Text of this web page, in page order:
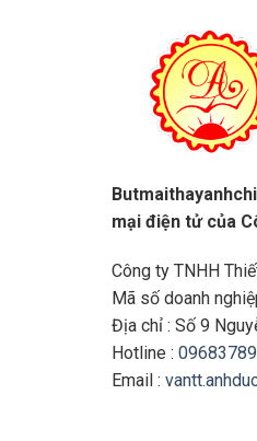
mại điện tử của
Công ty TNHH
Mã số doanh
Địa chỉ : Số 9
Hotline :
Email :